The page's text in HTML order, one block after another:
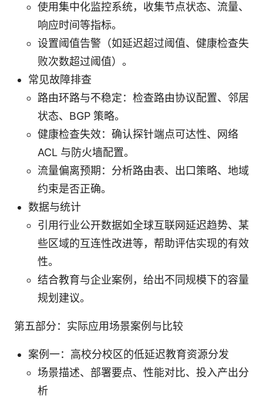
使用集中化监控系统，收集节点状态、流量、
响应时间等指标。
设置阈值告警（如延迟超过阈值、健康检查失
败次数超过阈值）。
常见故障排查
路由环路与不稳定：检查路由协议配置、邻居
状态、BGP 策略。
健康检查失效：确认探针端点可达性、网络
ACL 与防火墙配置。
流量偏离预期：分析路由表、出口策略、地域
约束是否正确。
数据与统计
引用行业公开数据如全球互联网延迟趋势、某
些区域的互连性改进等，帮助评估实现的有效
性。
结合教育与企业案例，给出不同规模下的容量
规划建议。
第五部分：实际应用场景案例与比较
案例一：高校分校区的低延迟教育资源分发
场景描述、部署要点、性能对比、投入产出分
析